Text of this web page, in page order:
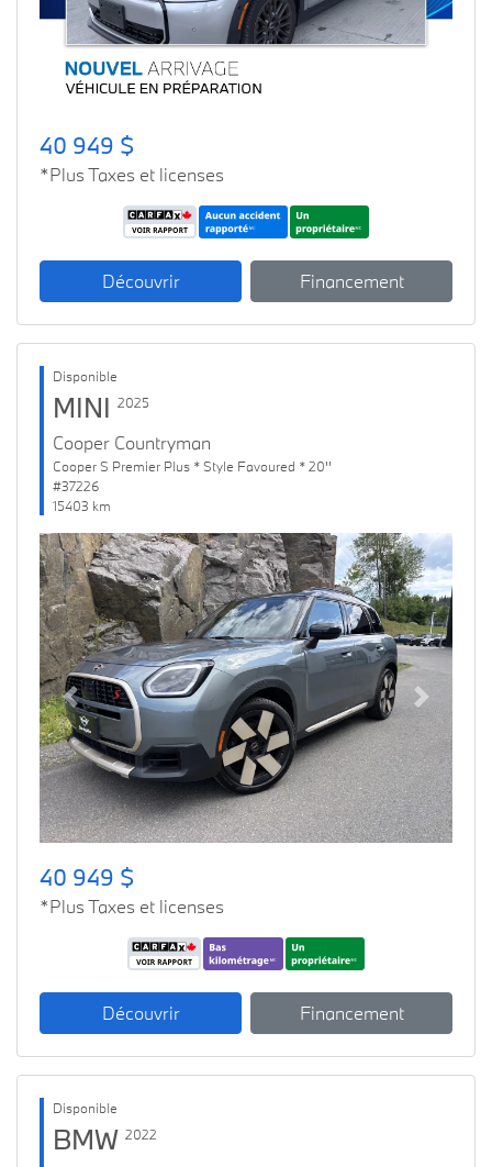
40 949 $
*Plus Taxes et licenses
Découvrir Financement
Disponible
MINI 2025
Cooper Countryman
Cooper S Premier Plus * Style Favoured * 20''
#37226
15403 km
Previous Next
40 949 $
*Plus Taxes et licenses
Découvrir Financement
Disponible
BMW 2022